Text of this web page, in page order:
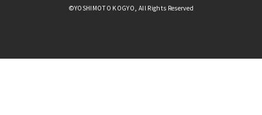
©YOSHIMOTO KOGYO, All Rights Reserved